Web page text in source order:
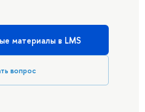
материалы в LMS
вопрос